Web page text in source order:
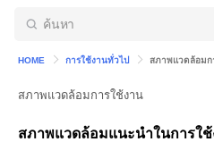
HOME การใช้งานทั่วไป สภาพแวดล้อมก
สภาพแวดล้อมการใช้งาน
สภาพแวดล้อมแนะนำในการใช้